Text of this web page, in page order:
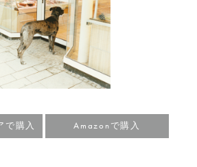
で購入 Amazonで購入